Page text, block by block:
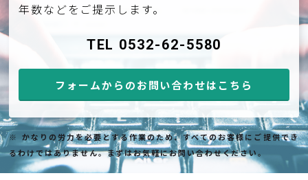
年数などをご提示します。
TEL 0532-62-5580
フォームからのお問い合わせはこちら
※ かなりの労力を必要とする作業のため、すべてのお客様にご提供でき
るわけではありません。まずはお気軽にお問い合わせください。